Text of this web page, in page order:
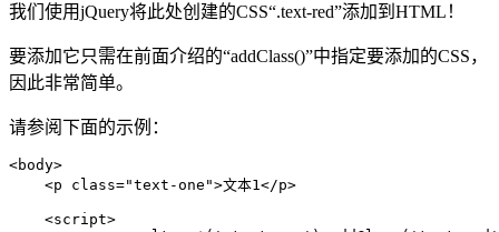
我们使用jQuery将此处创建的CSS“.text-red”添加到HTML！
要添加它只需在前面介绍的“addClass()”中指定要添加的CSS，
因此非常简单。
请参阅下面的示例：
<body>
<p class="text-one">文本1</p>
<script>